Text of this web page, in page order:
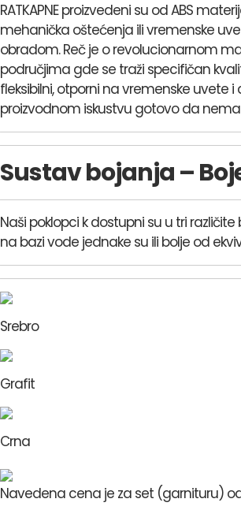
RATKAPNE proizvedeni su od ABS
mehanička oštećenja ili vremenske
obradom. Reč je o revolucionarnom
područjima gde se traži specifičan
fleksibilni, otporni na vremenske uvete
proizvodnom iskustvu gotovo da
Sustav bojanja –
Naši poklopci k dostupni su u tri
na bazi vode jednake su ili bolje od
Srebro
Grafit
Crna
Navedena cena je za set (garnituru) od